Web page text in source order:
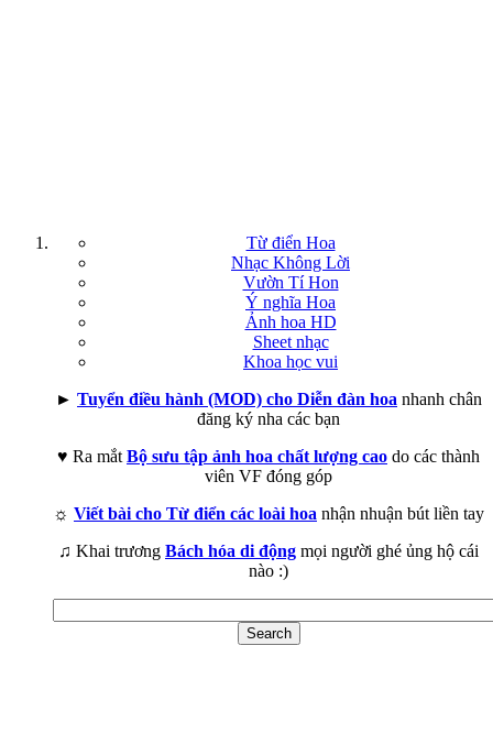
Từ điển Hoa
Nhạc Không Lời
Vườn Tí Hon
Ý nghĩa Hoa
Ảnh hoa HD
Sheet nhạc
Khoa học vui
► Tuyển điều hành (MOD) cho Diễn đàn hoa nhanh chân
đăng ký nha các bạn
♥ Ra mắt Bộ sưu tập ảnh hoa chất lượng cao do các thành
viên VF đóng góp
☼ Viết bài cho Từ điển các loài hoa nhận nhuận bút liền tay
♫ Khai trương Bách hóa di động mọi người ghé ủng hộ cái
nào :)